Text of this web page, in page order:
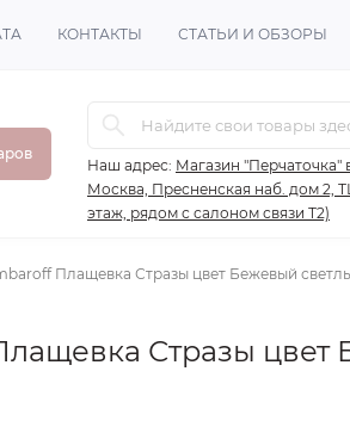
КОНТАКТЫ СТАТЬИ И ОБЗОРЫ
Наш адрес: Магазин
Москва, Пресненская наб. дом 2,
этаж, рядом с салоном связи Т2)
Плащевка Стразы цвет Бежевый
Стразы цвет